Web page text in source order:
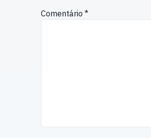
Comentário *